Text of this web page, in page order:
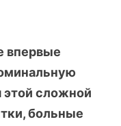
впервые
этой сложной
больные